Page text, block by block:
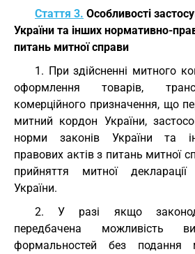
Стаття 3. Особливості
України та інших нормативно-
питань митної справи
1. При здійсненні митного
оформлення товарів,
комерційного призначення, що
митний кордон України,
норми законів України та
правових актів з питань митної
прийняття митної
України.
2. У разі якщо
передбачена можливість
формальностей без подання